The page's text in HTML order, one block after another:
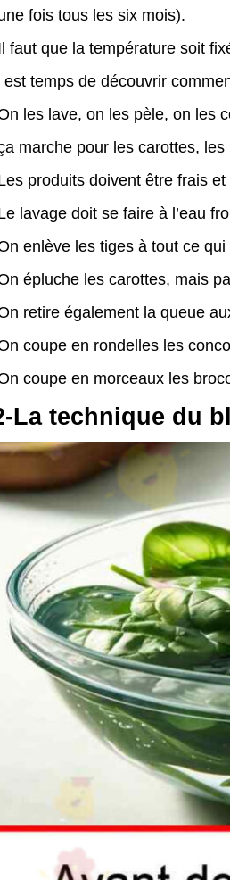
fois tous les six mois).
faut que la température soit
est temps de découvrir
les lave, on les pèle, on les
marche pour les carottes,
produits doivent être frais et
lavage doit se faire à l’eau
enlève les tiges à tout ce qui
épluche les carottes, mais
retire également la queue
coupe en rondelles les
coupe en morceaux les
La technique du